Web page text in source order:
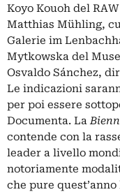
Koyo Kouoh del
Matthias Mühling,
Galerie im
Mytkowska del
Osvaldo Sánchez,
Le indicazioni
per poi essere
Documenta. La
contende con la
leader a livello
notoriamente
che pure